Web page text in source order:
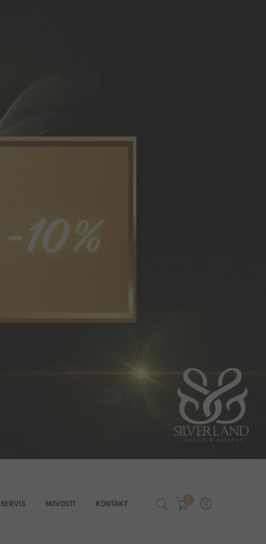
SERVIS NOVOSTI KONTAKT 0